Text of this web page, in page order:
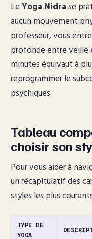
LeYoga Nidrase
aucun mouvement
professeur, vous
profonde entre veille
minutes équivaut à
reprogrammer le
psychiques.
Tableau
choisir son
Pour vous aider à
un récapitulatif des
styles les plus
TYPE DE
YOGA